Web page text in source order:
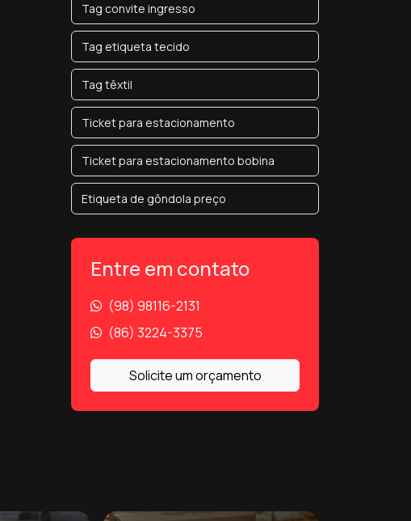
Tag convite ingresso
Tag etiqueta tecido
Tag têxtil
Ticket para estacionamento
Ticket para estacionamento bobina
Etiqueta de gôndola preço
Etiqueta de preço promocional
Etiquetas promocionais
Indústria de etiquetas adesivas
Bobina adesiva
Entre em contato
(98) 98116-2131
(86) 3224-3375
Solicite um orçamento